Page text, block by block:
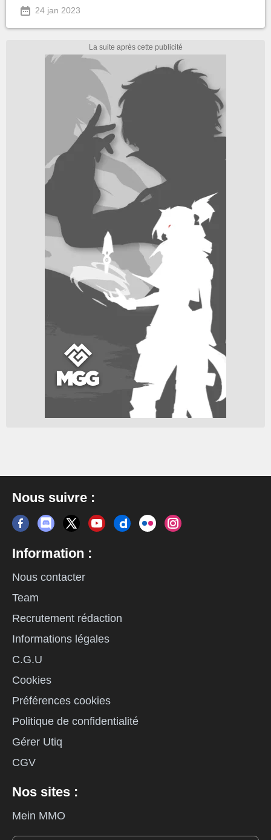
24 jan 2023
Nous suivre :
Information :
Nous contacter
Team
Recrutement rédaction
Informations légales
C.G.U
Cookies
Préférences cookies
Politique de confidentialité
Gérer Utiq
CGV
Nos sites :
Mein MMO